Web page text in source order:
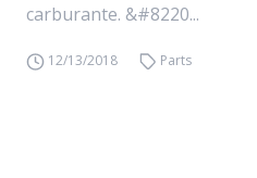
carburante. &#8220...
12/13/2018 Parts